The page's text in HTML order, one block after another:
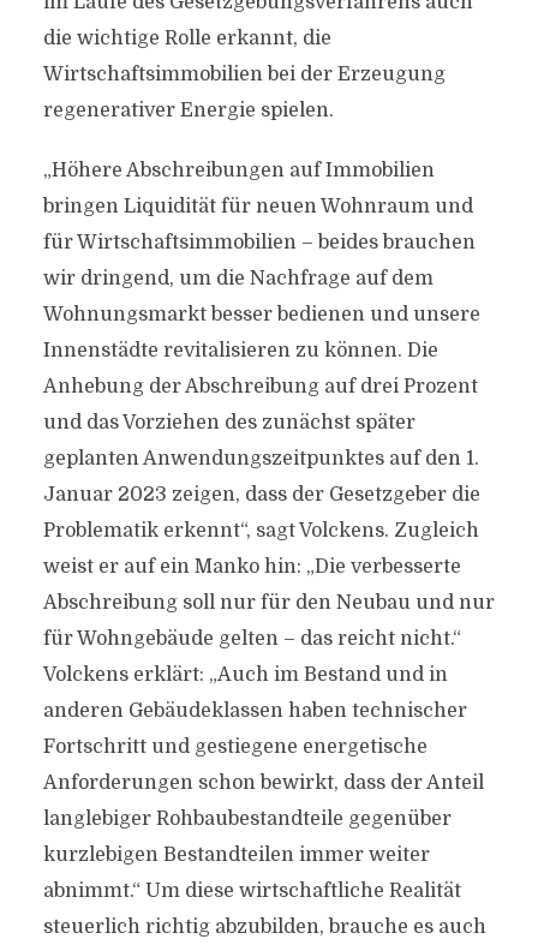
die wichtige Rolle erkannt, die
Wirtschaftsimmobilien bei der Erzeugung
regenerativer Energie spielen.
„Höhere Abschreibungen auf Immobilien
bringen Liquidität für neuen Wohnraum und
für Wirtschaftsimmobilien – beides brauchen
wir dringend, um die Nachfrage auf dem
Wohnungsmarkt besser bedienen und unsere
Innenstädte revitalisieren zu können. Die
Anhebung der Abschreibung auf drei Prozent
und das Vorziehen des zunächst später
geplanten Anwendungszeitpunktes auf den 1.
Januar 2023 zeigen, dass der Gesetzgeber die
Problematik erkennt“, sagt Volckens. Zugleich
weist er auf ein Manko hin: „Die verbesserte
Abschreibung soll nur für den Neubau und nur
für Wohngebäude gelten – das reicht nicht.“
Volckens erklärt: „Auch im Bestand und in
anderen Gebäudeklassen haben technischer
Fortschritt und gestiegene energetische
Anforderungen schon bewirkt, dass der Anteil
langlebiger Rohbaubestandteile gegenüber
kurzlebigen Bestandteilen immer weiter
abnimmt.“ Um diese wirtschaftliche Realität
steuerlich richtig abzubilden, brauche es auch